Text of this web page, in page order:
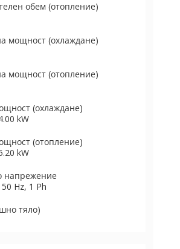
обем (отопление)
мощност (охлаждане)
мощност (отопление)
(охлаждане)
kW
(отопление)
kW
напрежение
Hz, 1 Ph
тяло)